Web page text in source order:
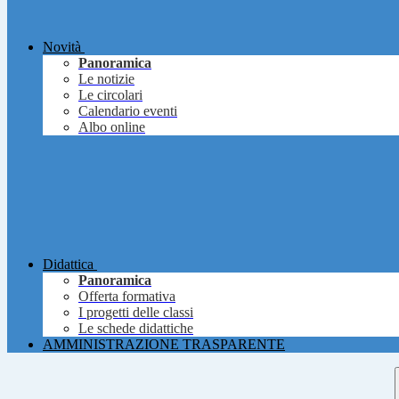
Novità
Panoramica
Le notizie
Le circolari
Calendario eventi
Albo online
Didattica
Panoramica
Offerta formativa
I progetti delle classi
Le schede didattiche
AMMINISTRAZIONE TRASPARENTE